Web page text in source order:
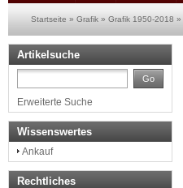
Startseite » Grafik » Grafik 1950-2018 »
Artikelsuche
Go
Erweiterte Suche
Wissenswertes
Ankauf
Rechtliches